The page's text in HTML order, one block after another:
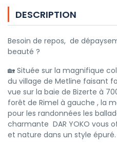
DESCRIPTION
Besoin de repos, de
beauté ?
🏡 Située sur la magnifique
du village de Metline faisant
vue sur la baie de Bizerte à
forêt de Rimel à gauche , la
pour les randonnées les
charmante DAR YOKO vous
et nature dans un style épuré.